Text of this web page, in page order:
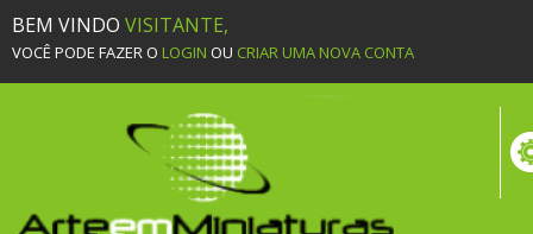
BEM VINDO VISITANTE,
VOCÊ PODE FAZER O LOGIN OU CRIAR UMA NOVA CONTA